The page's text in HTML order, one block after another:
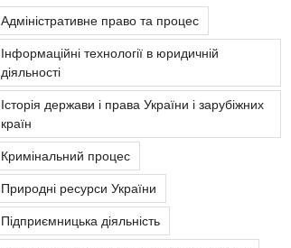
Адміністративне право та процес
Інформаційні технології в юридичній
діяльності
Історія держави і права України і зарубіжних
країн
Кримінальний процес
Природні ресурси України
Підприємницька діяльність